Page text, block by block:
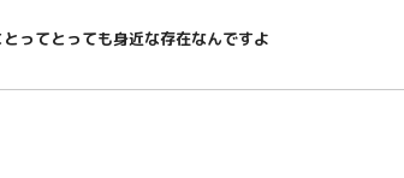
ってとっても身近な存在なんですよ